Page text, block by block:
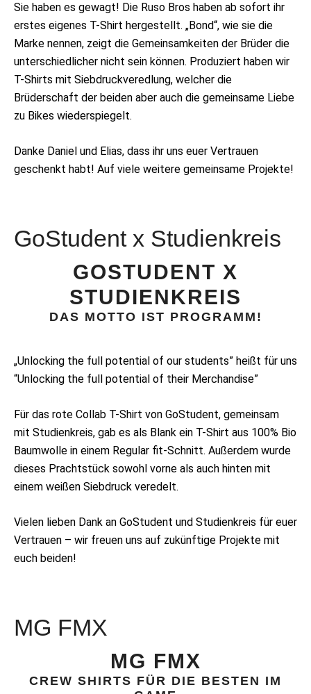
Sie haben es gewagt! Die Ruso Bros haben ab sofort ihr
erstes eigenes T-Shirt hergestellt. „Bond“, wie sie die
Marke nennen, zeigt die Gemeinsamkeiten der Brüder die
unterschiedlicher nicht sein können. Produziert haben wir
T-Shirts mit Siebdruckveredlung, welcher die
Brüderschaft der beiden aber auch die gemeinsame Liebe
zu Bikes wiederspiegelt.
Danke Daniel und Elias, dass ihr uns euer Vertrauen
geschenkt habt! Auf viele weitere gemeinsame Projekte!
GoStudent x Studienkreis
GOSTUDENT X
STUDIENKREIS
DAS MOTTO IST PROGRAMM!
„Unlocking the full potential of our students” heißt für uns
“Unlocking the full potential of their Merchandise”
Für das rote Collab T-Shirt von GoStudent, gemeinsam
mit Studienkreis, gab es als Blank ein T-Shirt aus 100% Bio
Baumwolle in einem Regular fit-Schnitt. Außerdem wurde
dieses Prachtstück sowohl vorne als auch hinten mit
einem weißen Siebdruck veredelt.
Vielen lieben Dank an GoStudent und Studienkreis für euer
Vertrauen – wir freuen uns auf zukünftige Projekte mit
euch beiden!
MG FMX
MG FMX
CREW SHIRTS FÜR DIE BESTEN IM